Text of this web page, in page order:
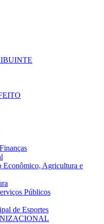
Econômico, Agricultura e
Públicos
de Esportes